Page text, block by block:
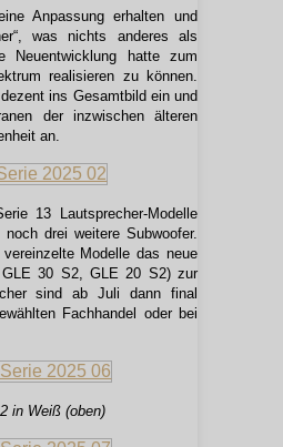
Anpassung erhalten und
was nichts anderes als
Neuentwicklung hatte zum
realisieren zu können.
ins Gesamtbild ein und
der inzwischen älteren
an.
13 Lautsprecher-Modelle
drei weitere Subwoofer.
Modelle das neue
30 S2, GLE 20 S2) zur
sind ab Juli dann final
Fachhandel oder bei
in Weiß (oben)